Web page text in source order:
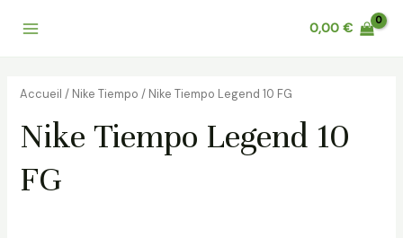
0,00€
Accueil / Nike Tiempo / Nike Tiempo Legend 10 FG
Nike Tiempo Legend 10
FG